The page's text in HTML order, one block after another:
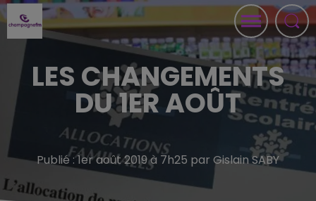
LES CHANGEMENTS
DU 1ER AOÛT
Publié : 1er août 2019 à 7h25 par Gislain SABY